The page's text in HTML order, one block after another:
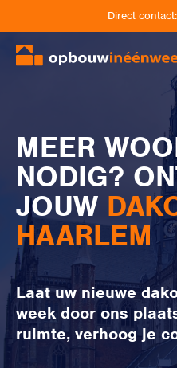
Direct contact:
MEER
NODIG?
JOUW
HAARLEM
Laat uw nieuwe
week door ons
ruimte, verhoog je